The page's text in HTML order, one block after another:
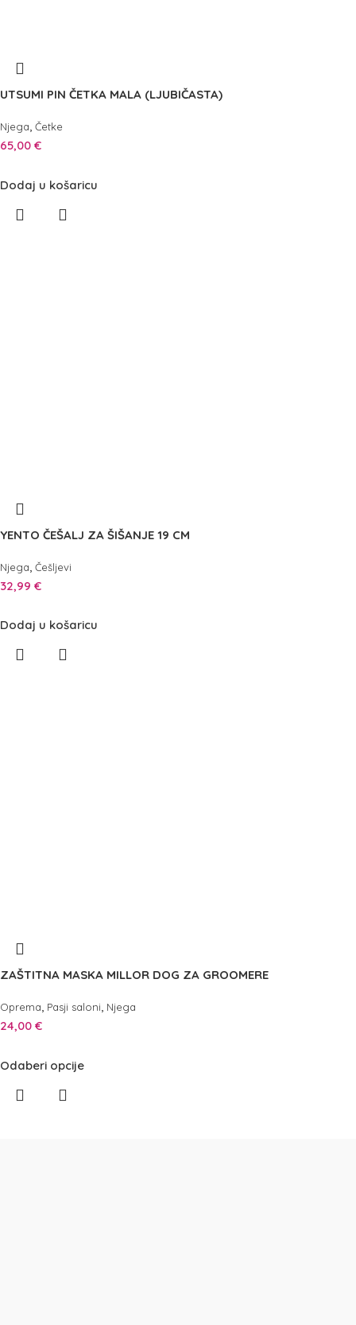
UTSUMI PIN ČETKA MALA (LJUBIČASTA)
Njega, Četke
65,00 €
Dodaj u košaricu
YENTO ČEŠALJ ZA ŠIŠANJE 19 CM
Njega Češljevi
32,99 €
Dodaj u košaricu
ZAŠTITNA MASKA MILLOR DOG ZA GROOMERE
Oprema, Pasji saloni, Njega
24,00 €
Odaberi opcije